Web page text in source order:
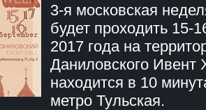
3-я московская
будет проходить 15-
2017 года на
Даниловского Ивент
находится в 10
метро Тульская.